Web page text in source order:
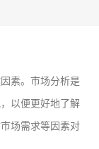
素。市场分析是
以便更好地了解
场需求等因素对